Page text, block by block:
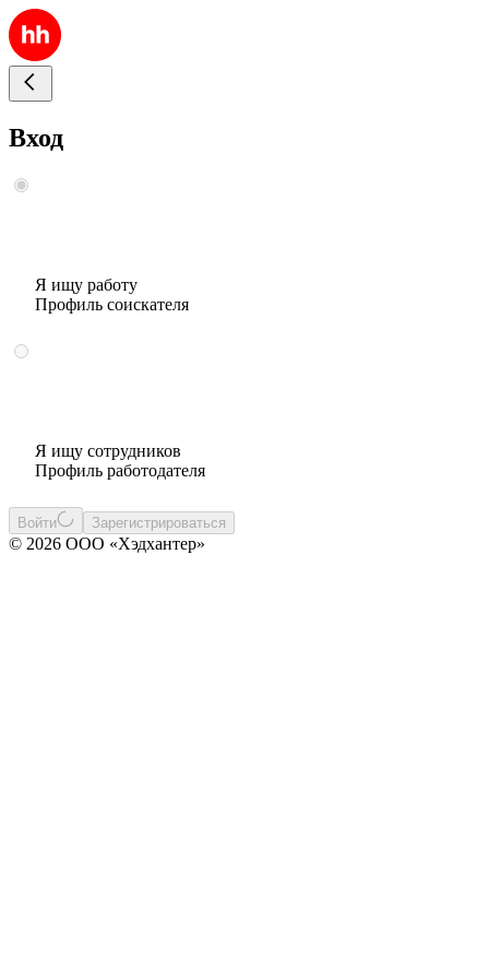
Вход
Я ищу работу
Профиль соискателя
Я ищу сотрудников
Профиль работодателя
Войти Зарегистрироваться
© 2026 ООО «Хэдхантер»